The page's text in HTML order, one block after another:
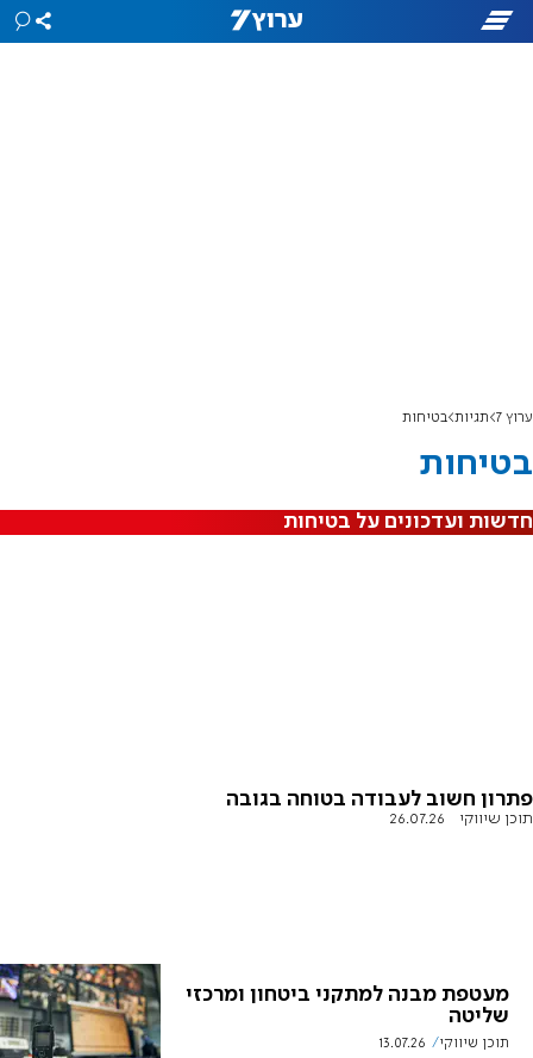
ערוץ 7 תגיות בטיחות
בטיחות
חדשות ועדכונים על בטיחות
פתרון חשוב לעבודה בטוחה בגובה
תוכן שיווקי 26.07.26
מעטפת מבנה למתקני ביטחון ומרכזי
שליטה
תוכן שיווקי 13.07.26